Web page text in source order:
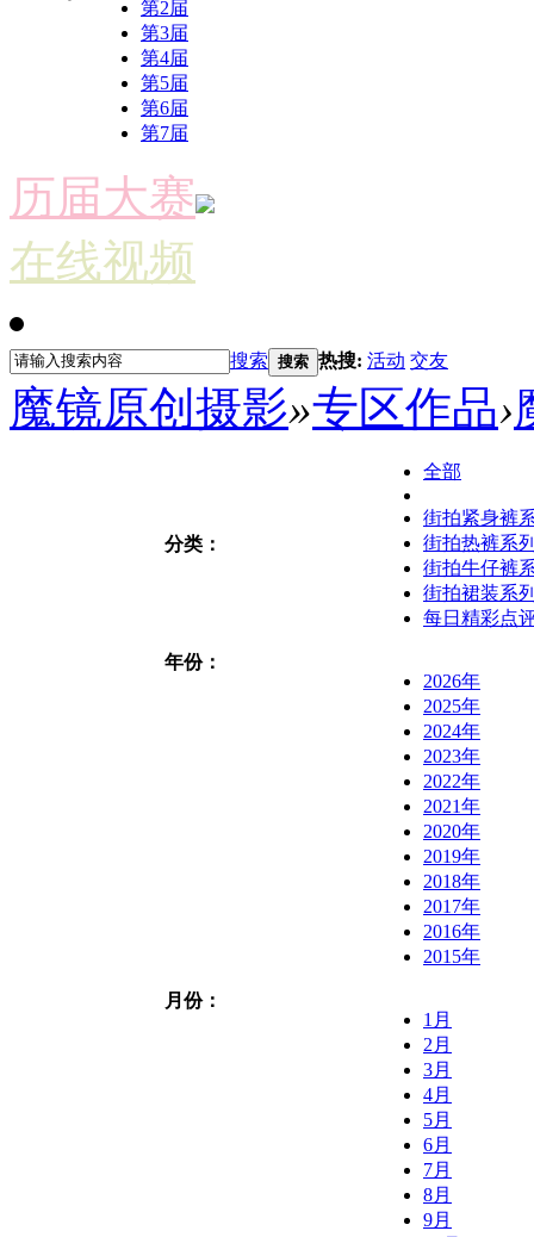
第2届
第3届
第4届
第5届
第6届
第7届
历届大赛
在线视频
搜索 搜索 热搜: 活动 交友
魔镜原创摄影»专区作品›
分类：
全部
街拍紧身裤
街拍热裤系
街拍牛仔裤
街拍裙装系
每日精彩点
年份：
2026年
2025年
2024年
2023年
2022年
2021年
2020年
2019年
2018年
2017年
2016年
2015年
月份：
1月
2月
3月
4月
5月
6月
7月
8月
9月